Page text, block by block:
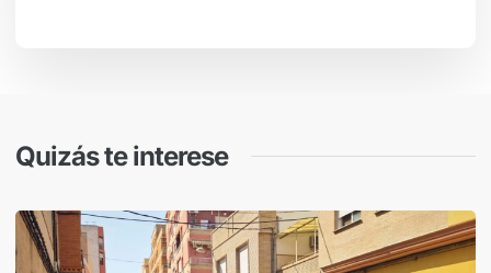
Quizás te interese